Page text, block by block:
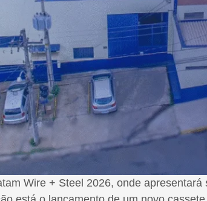
Wire + Steel 2026, onde